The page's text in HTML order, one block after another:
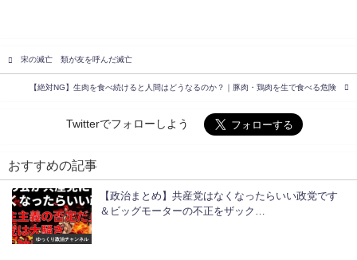
宋の滅亡 類が友を呼んだ滅亡
【絶対NG】生肉を食べ続けると人間はどうなるのか？｜豚肉・鶏肉を生で食べる危険
Twitterでフォローしよう
おすすめの記事
ゆっくり政治チャンネル
【政治まとめ】共産党はなくなったらいい政党です
＆ビッグモーターの不正をザック…